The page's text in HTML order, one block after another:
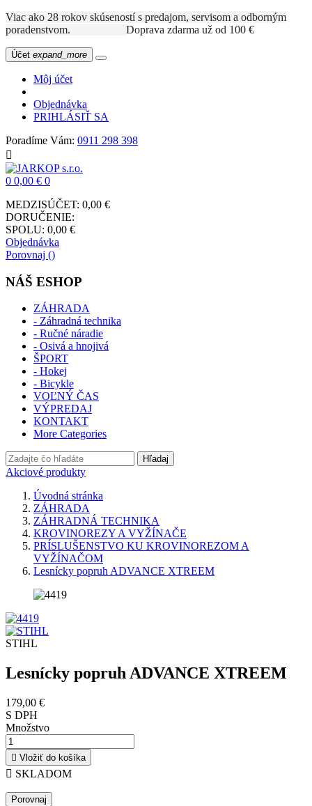
Viac ako 28 rokov skúseností s predajom, servisom a odborným
poradenstvom. Doprava zdarma už od 100 €
Účet expand_more
Môj účet
Objednávka
PRIHLÁSIŤ SA
Poradíme Vám: 0911 298 398

0 0,00 € 0
MEDZISÚČET: 0,00 €
DORUČENIE:
SPOLU: 0,00 €
Objednávka
Porovnaj ()
NÁŠ ESHOP
ZÁHRADA
- Záhradná technika
- Ručné náradie
- Osivá a hnojivá
ŠPORT
- Hokej
- Bicykle
VOĽNÝ ČAS
VÝPREDAJ
KONTAKT
More Categories
Hľadaj
Akciové produkty
Úvodná stránka
ZÁHRADA
ZÁHRADNÁ TECHNIKA
KROVINOREZY A VYŽÍNAČE
PRÍSLUŠENSTVO KU KROVINOREZOM A
VYŽÍNAČOM
Lesnícky popruh ADVANCE XTREEM
STIHL
Lesnícky popruh ADVANCE XTREEM
179,00 €
S DPH
Množstvo
 Vložiť do košíka
 SKLADOM
Porovnaj